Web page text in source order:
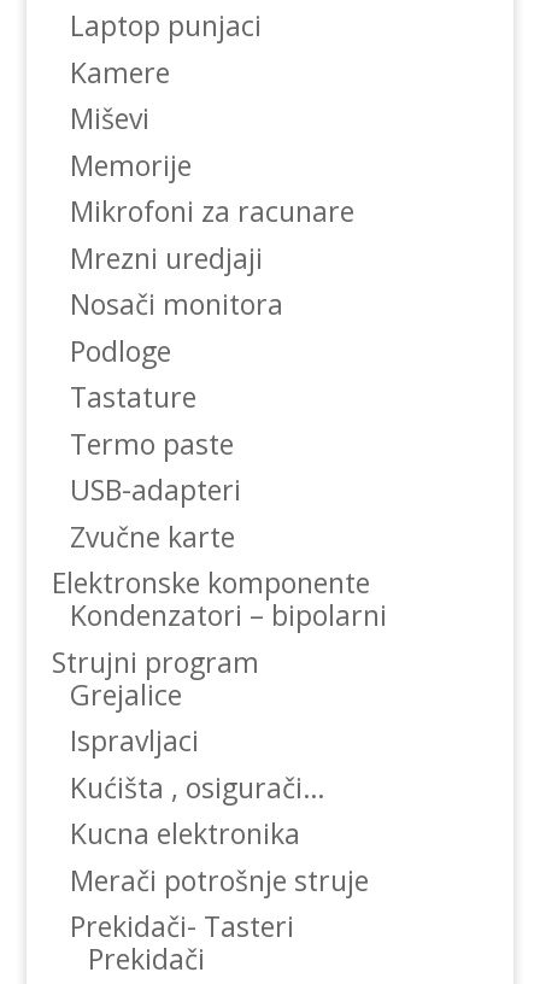
Laptop punjaci
Kamere
Miševi
Memorije
Mikrofoni za racunare
Mrezni uredjaji
Nosači monitora
Podloge
Tastature
Termo paste
USB-adapteri
Zvučne karte
Elektronske komponente
Kondenzatori – bipolarni
Strujni program
Grejalice
Ispravljaci
Kućišta , osigurači…
Kucna elektronika
Merači potrošnje struje
Prekidači- Tasteri
Prekidači